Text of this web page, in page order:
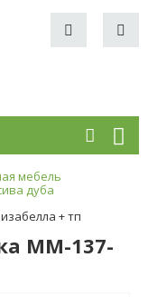
мебель
дуба
+ тп
ММ-137-